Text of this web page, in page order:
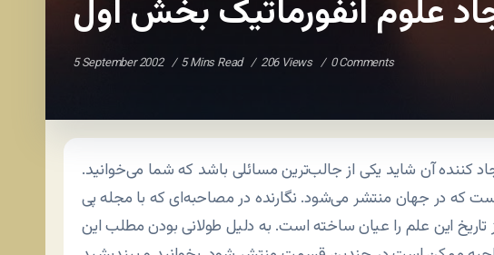
علوم انفورماتیک بخش اول
5 September 2002 5 Mins Read 206 Views 0 Comments
کننده آن شاید یکی از جالب‌ترین مسائلی باشد که شما می‌خوانید.
که در جهان منتشر می‌شود. نگارنده در مصاحبه‌ای که با مجله پی
این علم را عیان ساخته است. به دلیل طولانی بودن مطلب این